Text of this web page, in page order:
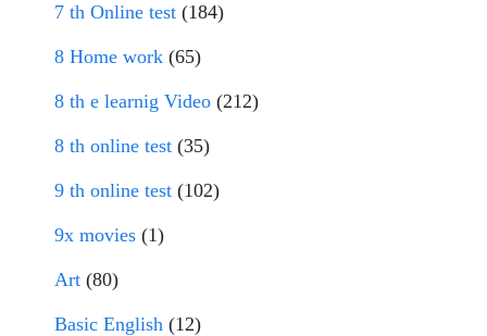
7 th Online test (184)
8 Home work (65)
8 th e learnig Video (212)
8 th online test (35)
9 th online test (102)
9x movies (1)
Art (80)
Basic English (12)